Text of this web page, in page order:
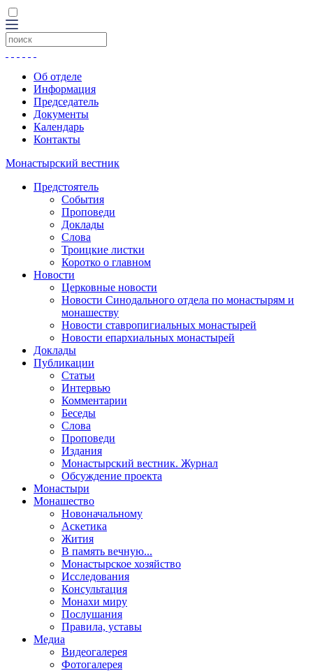
Об отделе
Информация
Председатель
Документы
Календарь
Контакты
Монастырский вестник
Предстоятель
События
Проповеди
Доклады
Слова
Троицкие листки
Коротко о главном
Новости
Церковные новости
Новости Синодального отдела по монастырям и
монашеству
Новости ставропигиальных монастырей
Новости епархиальных монастырей
Доклады
Публикации
Статьи
Интервью
Комментарии
Беседы
Слова
Проповеди
Издания
Монастырский вестник. Журнал
Обсуждение проекта
Монастыри
Монашество
Новоначальному
Аскетика
Жития
В память вечную...
Монастырское хозяйство
Исследования
Консультация
Монахи миру
Послушания
Правила, уставы
Медиа
Видеогалерея
Фотогалерея